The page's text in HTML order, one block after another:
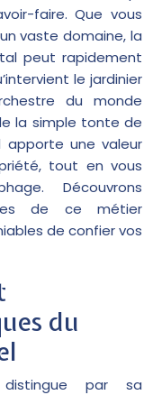
faire. Que vous
vaste domaine, la
peut rapidement
le jardinier
du monde
la simple tonte de
une valeur
tout en vous
Découvrons
de ce métier
de confier vos
du
par sa